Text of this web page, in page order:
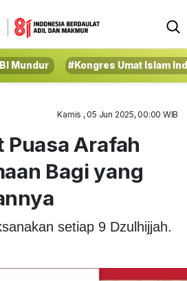
Mundur #Kongres Umat Islam
Kamis , 05 Jun 2025, 00:00 WIB
Puasa Arafah
Bagi yang
setiap 9 Dzulhijjah.